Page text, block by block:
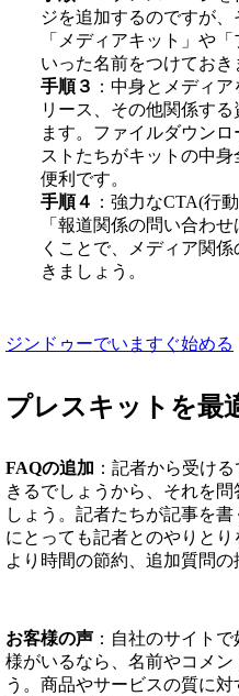
ジを追加するのですが
「メディアキット」や
いった名前をつけておき
手順３ ：中身とメディ
リース、その他関係す
ます。ファイルダウン
ストたちがキットの中
便利です。
手順４ ：強力なCTA(行
「報道関係の問い合わ
くことで、メディア関
きましょう。
ジンドゥーでいますぐ始める
プレスキットを最
FAQの追加 ：記者から受け
きるでしょうから、それを
しょう。記者たちが記事を
にとっても記者とのやりと
より時間の節約、追加質問の
お客様の声 ：自社のサイト
様がいるなら、名前やコメ
う。商品やサービスの質に